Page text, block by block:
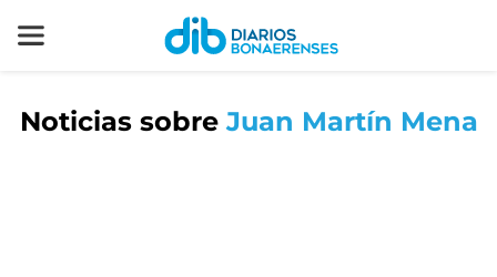
Noticias sobreJuan Martín Mena